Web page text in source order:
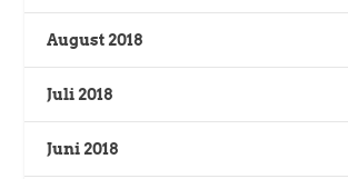
August 2018
Juli 2018
Juni 2018